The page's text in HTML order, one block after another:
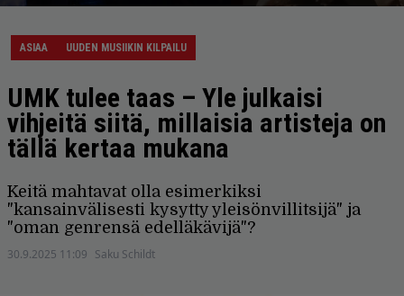
ASIAA UUDEN MUSIIKIN KILPAILU
UMK tulee taas – Yle julkaisi
vihjeitä siitä, millaisia artisteja on
tällä kertaa mukana
Keitä mahtavat olla esimerkiksi
"kansainvälisesti kysytty yleisönvillitsijä" ja
"oman genrensä edelläkävijä"?
30.9.2025 11:09 Saku Schildt